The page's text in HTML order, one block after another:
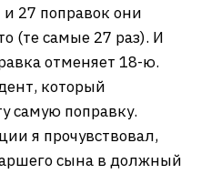
27 поправок они
(те самые 27 раз). И
отменяет 18-ю.
который
самую поправку.
я прочувствовал,
сына в должный